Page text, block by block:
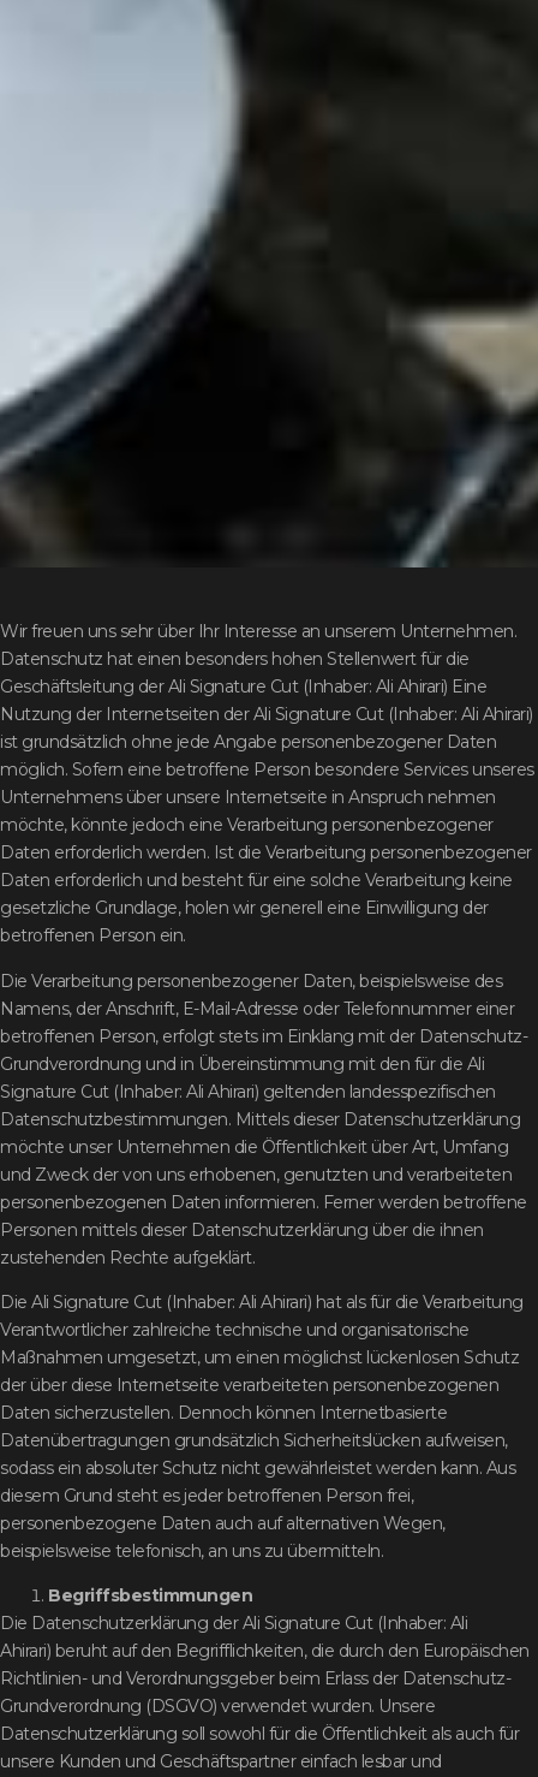
Wir freuen uns sehr über Ihr Interesse an unserem Unternehmen.
Datenschutz hat einen besonders hohen Stellenwert für die
Geschäftsleitung der Ali Signature Cut (Inhaber: Ali Ahirari) Eine
Nutzung der Internetseiten der Ali Signature Cut (Inhaber: Ali Ahirari)
ist grundsätzlich ohne jede Angabe personenbezogener Daten
möglich. Sofern eine betroffene Person besondere Services unseres
Unternehmens über unsere Internetseite in Anspruch nehmen
möchte, könnte jedoch eine Verarbeitung personenbezogener
Daten erforderlich werden. Ist die Verarbeitung personenbezogener
Daten erforderlich und besteht für eine solche Verarbeitung keine
gesetzliche Grundlage, holen wir generell eine Einwilligung der
betroffenen Person ein.
Die Verarbeitung personenbezogener Daten, beispielsweise des
Namens, der Anschrift, E-Mail-Adresse oder Telefonnummer einer
betroffenen Person, erfolgt stets im Einklang mit der Datenschutz-
Grundverordnung und in Übereinstimmung mit den für die Ali
Signature Cut (Inhaber: Ali Ahirari) geltenden landesspezifischen
Datenschutzbestimmungen. Mittels dieser Datenschutzerklärung
möchte unser Unternehmen die Öffentlichkeit über Art, Umfang
und Zweck der von uns erhobenen, genutzten und verarbeiteten
personenbezogenen Daten informieren. Ferner werden betroffene
Personen mittels dieser Datenschutzerklärung über die ihnen
zustehenden Rechte aufgeklärt.
Die Ali Signature Cut (Inhaber: Ali Ahirari) hat als für die Verarbeitung
Verantwortlicher zahlreiche technische und organisatorische
Maßnahmen umgesetzt, um einen möglichst lückenlosen Schutz
der über diese Internetseite verarbeiteten personenbezogenen
Daten sicherzustellen. Dennoch können Internetbasierte
Datenübertragungen grundsätzlich Sicherheitslücken aufweisen,
sodass ein absoluter Schutz nicht gewährleistet werden kann. Aus
diesem Grund steht es jeder betroffenen Person frei,
personenbezogene Daten auch auf alternativen Wegen,
beispielsweise telefonisch, an uns zu übermitteln.
Begriffsbestimmungen
Die Datenschutzerklärung der Ali Signature Cut (Inhaber: Ali
Ahirari) beruht auf den Begrifflichkeiten, die durch den Europäischen
Richtlinien- und Verordnungsgeber beim Erlass der Datenschutz-
Grundverordnung (DSGVO) verwendet wurden. Unsere
Datenschutzerklärung soll sowohl für die Öffentlichkeit als auch für
unsere Kunden und Geschäftspartner einfach lesbar und